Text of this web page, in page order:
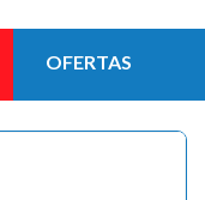
OFERTAS